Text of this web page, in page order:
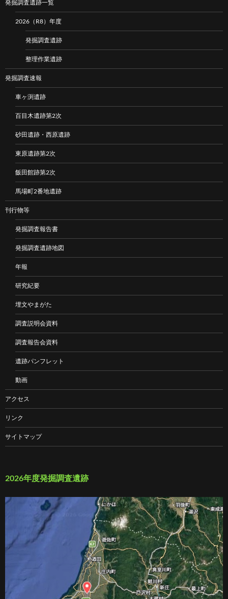
発掘調査遺跡一覧
2026（R8）年度
発掘調査遺跡
整理作業遺跡
発掘調査速報
車ヶ渕遺跡
百目木遺跡第2次
砂田遺跡・西原遺跡
東原遺跡第2次
飯田館跡第2次
馬場町2番地遺跡
刊行物等
発掘調査報告書
発掘調査遺跡地図
年報
研究紀要
埋文やまがた
調査説明会資料
調査報告会資料
遺跡パンフレット
動画
アクセス
リンク
サイトマップ
2026年度発掘調査遺跡